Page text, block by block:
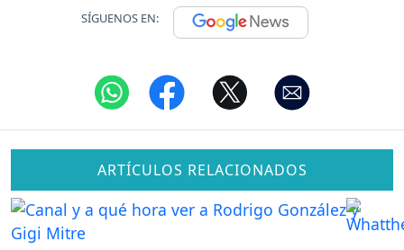
SÍGUENOS EN:
ARTÍCULOS RELACIONADOS